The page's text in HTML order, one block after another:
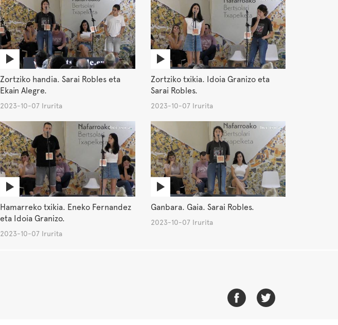
Zortziko handia. Sarai Robles eta
Ekain Alegre.
2023-10-07 Irurita
Zortziko txikia. Idoia Granizo eta
Sarai Robles.
2023-10-07 Irurita
Hamarreko txikia. Eneko Fernandez
eta Idoia Granizo.
2023-10-07 Irurita
Ganbara. Gaia. Sarai Robles.
2023-10-07 Irurita